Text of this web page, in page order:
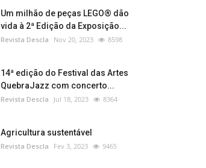
Um milhão de peças LEGO® dão
vida à 2ª Edição da Exposição...
Revista Descla Nov 20, 2023 8598
14ª edição do Festival das Artes
QuebraJazz com concerto...
Revista Descla Jul 18, 2023 8364
Agricultura sustentável
Revista Descla Fev 3, 2023 9465